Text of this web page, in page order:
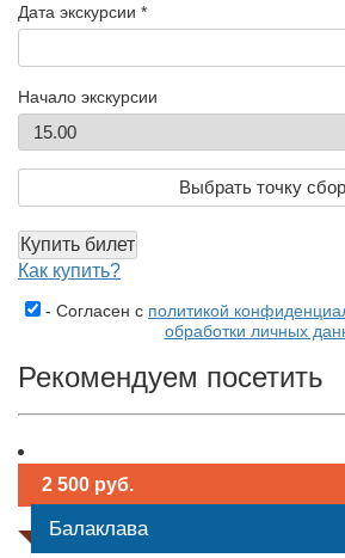
Дата экскурсии *
Начало экскурсии
Выбрать точку
Купить билет
Как купить?
- Согласен с политикой
обработки личных
Рекомендуем посетить
2 500 руб.
Балаклава